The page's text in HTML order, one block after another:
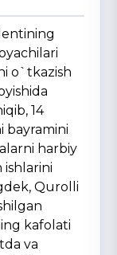
o`tkazish
14
bayramini
harbiy
Qurolli
kafolati
va